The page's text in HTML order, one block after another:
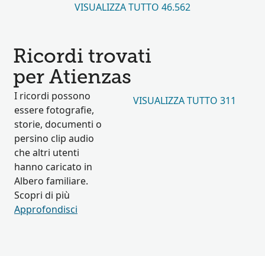
VISUALIZZA TUTTO 46.562
Ricordi trovati
per Atienzas
I ricordi possono
essere fotografie,
storie, documenti o
persino clip audio
che altri utenti
hanno caricato in
Albero familiare.
Scopri di più
Approfondisci
VISUALIZZA TUTTO 311